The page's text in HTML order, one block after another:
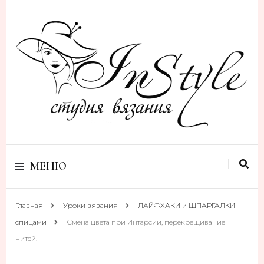
Studio Instyle
МЕНЮ
Главная Уроки вязания
ЛАЙФХАКИ и ШПАРГАЛКИ
спицами
Смена цвета при Интарсии, перекрещивание
нитей.